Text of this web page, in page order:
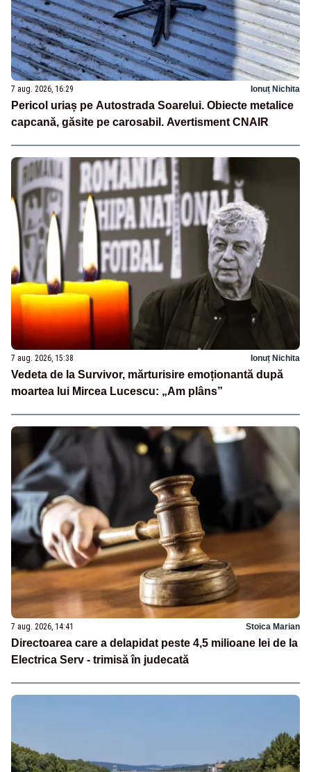
7 aug. 2026, 16:29 Ionuț Nichita
Pericol uriaș pe Autostrada Soarelui. Obiecte metalice
capcană, găsite pe carosabil. Avertisment CNAIR
7 aug. 2026, 15:38 Ionuț Nichita
Vedeta de la Survivor, mărturisire emoționantă după
moartea lui Mircea Lucescu: „Am plâns”
7 aug. 2026, 14:41 Stoica Marian
Directoarea care a delapidat peste 4,5 milioane lei de la
Electrica Serv - trimisă în judecată